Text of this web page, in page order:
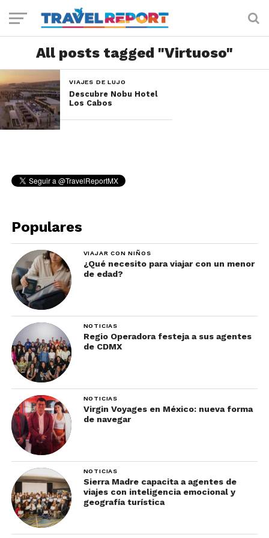
All posts tagged "Virtuoso"
VIAJES DE LUJO
Descubre Nobu Hotel
Los Cabos
Populares
VIAJAR CON NIÑOS
¿Qué necesito para viajar con un menor
de edad?
NOTICIAS
Regio Operadora festeja a sus agentes
de CDMX
NOTICIAS
Virgin Voyages en México: nueva forma
de navegar
NOTICIAS
Sierra Madre capacita a agentes de
viajes con inteligencia emocional y
geografía turística